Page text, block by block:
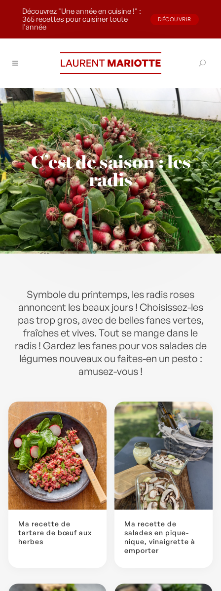
Découvrez "Une année en cuisine !" :
365 recettes pour cuisiner toute
l'année
DÉCOUVRIR
C’est de saison : les
radis
Symbole du printemps, les radis roses
annoncent les beaux jours ! Choisissez-les
pas trop gros, avec de belles fanes vertes,
fraîches et vives. Tout se mange dans le
radis ! Gardez les fanes pour vos salades de
légumes nouveaux ou faites-en un pesto :
amusez-vous !
Ma recette de
tartare de bœuf aux
herbes
Ma recette de
salades en pique-
nique, vinaigrette à
emporter